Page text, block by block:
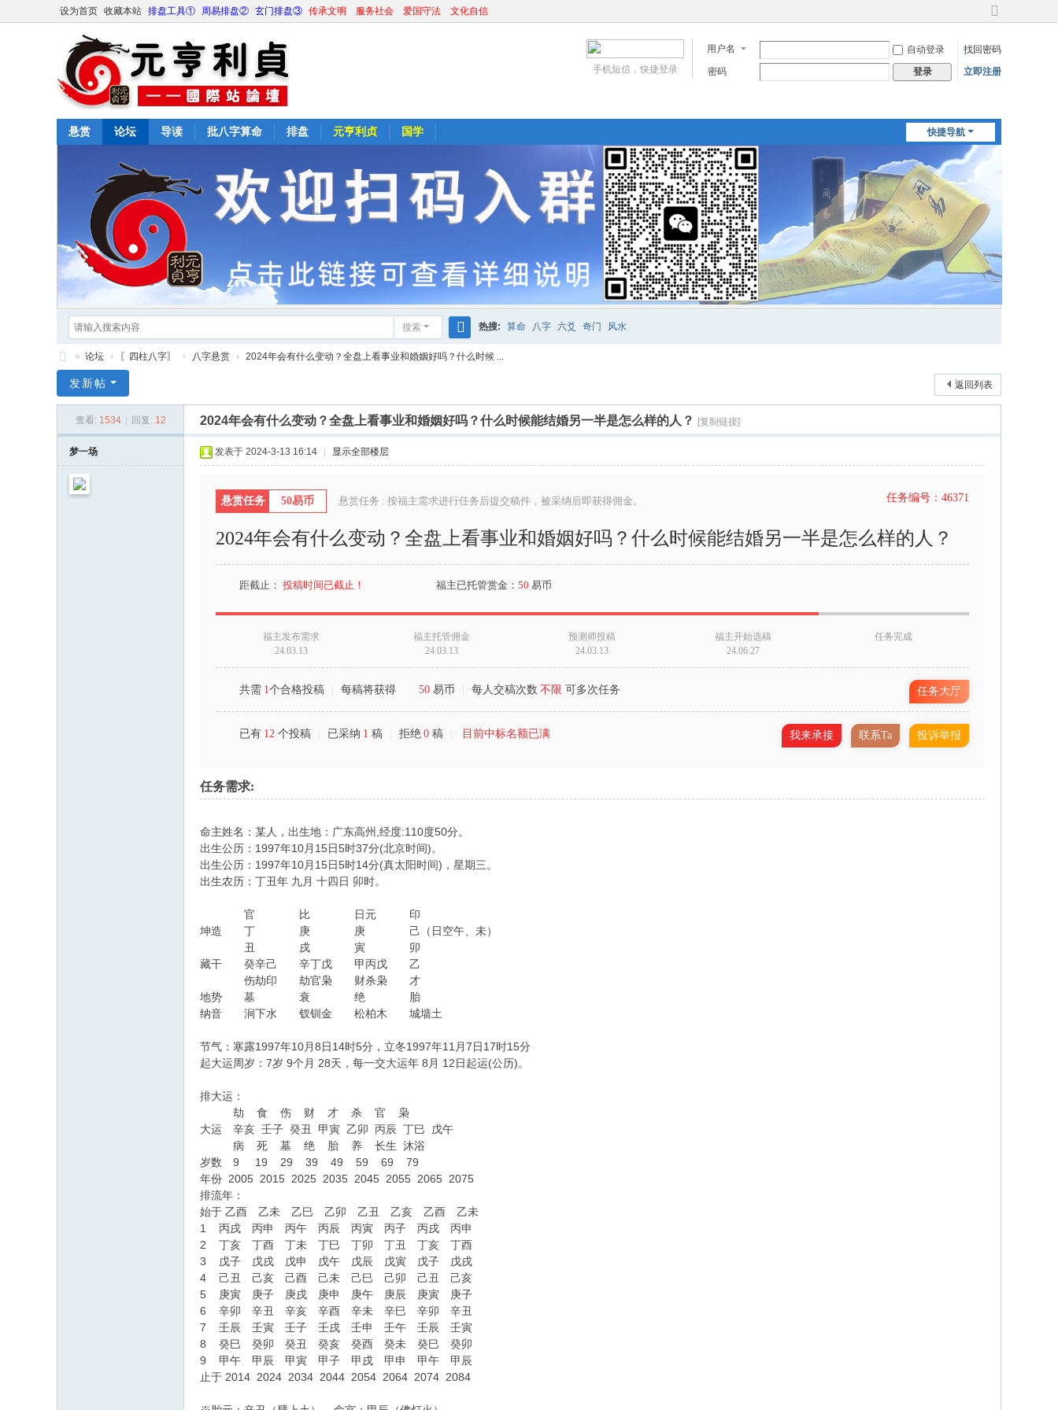
设为首页 收藏本站 排盘工具① 周易排盘② 玄门排盘③ 传承文明 服务社会 爱国守法 文化自信
切
到
宽
用户名 自动登录
找回密码
密码
登录 立即注册
手机短信，快捷登录
快捷导航
悬赏 论坛 导读 批八字算命 排盘 元亨利贞 国学
搜索
搜
热搜: 算命 八字 六爻 奇门 风水
亨
» 论坛 › 〖四柱八字〗 › 八字悬赏 › 2024年会有什么变动？全盘上看事业和婚姻好吗？什么时候 ...
返回列表
发新帖
查看: 1534 回复: 12 2024年会有什么变动？全盘上看事业和婚姻好吗？什么时候能结婚另一半是怎么样的人？ [复制链接]
梦一场 发表于 2024-3-13 16:14 显示全部楼层
任务编号：46371
悬赏任务 50易币 悬赏任务 : 按福主需求进行任务后提交稿件，被采纳后即获得佣金。
2024年会有什么变动？全盘上看事业和婚姻好吗？什么时候能结婚另一半是怎么样的人？
距截止： 投稿时间已截止！ 福主已托管赏金： 50 易币
福主发布需求
24.03.13
福主托管佣金
24.03.13
预测师投稿
24.03.13
福主开始选稿
24.06.27
任务完成
任务大厅
共需 1个合格投稿 每稿将获得 50 易币 每人交稿次数 不限 可多次任务
投诉举报
联系Ta
我来承接
已有 12 个投稿 已采纳 1 稿 拒绝 0 稿 目前中标名额已满
任务需求:
命主姓名：某人，出生地：广东高州,经度:110度50分。
出生公历：1997年10月15日5时37分(北京时间)。
出生公历：1997年10月15日5时14分(真太阳时间)，星期三。
出生农历：丁丑年 九月 十四日 卯时。
官 比 日元 印
坤造 丁 庚 庚 己（日空午、未）
丑 戌 寅 卯
藏干 癸辛己 辛丁戊 甲丙戊 乙
伤劫印 劫官枭 财杀枭 才
地势 墓 衰 绝 胎
纳音 涧下水 钗钏金 松柏木 城墙土
节气：寒露1997年10月8日14时5分，立冬1997年11月7日17时15分
起大运周岁：7岁 9个月 28天，每一交大运年 8月 12日起运(公历)。
排大运：
劫 食 伤 财 才 杀 官 枭
大运 辛亥 壬子 癸丑 甲寅 乙卯 丙辰 丁巳 戊午
病 死 墓 绝 胎 养 长生 沐浴
岁数 9 19 29 39 49 59 69 79
年份 2005 2015 2025 2035 2045 2055 2065 2075
排流年：
始于 乙酉 乙未 乙巳 乙卯 乙丑 乙亥 乙酉 乙未
1 丙戌 丙申 丙午 丙辰 丙寅 丙子 丙戌 丙申
2 丁亥 丁酉 丁未 丁巳 丁卯 丁丑 丁亥 丁酉
3 戊子 戊戌 戊申 戊午 戊辰 戊寅 戊子 戊戌
4 己丑 己亥 己酉 己未 己巳 己卯 己丑 己亥
5 庚寅 庚子 庚戌 庚申 庚午 庚辰 庚寅 庚子
6 辛卯 辛丑 辛亥 辛酉 辛未 辛巳 辛卯 辛丑
7 壬辰 壬寅 壬子 壬戌 壬申 壬午 壬辰 壬寅
8 癸巳 癸卯 癸丑 癸亥 癸酉 癸未 癸巳 癸卯
9 甲午 甲辰 甲寅 甲子 甲戌 甲申 甲午 甲辰
止于 2014 2024 2034 2044 2054 2064 2074 2084